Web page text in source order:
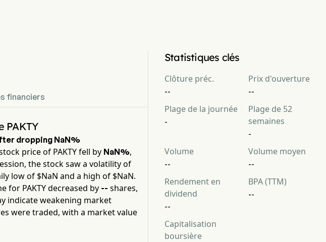
financiers
PAKTY
droppingNaN%
price of PAKTYfell by NaN%,
the stock saw a volatility of
low of $NaN and a high of $NaN.
for PAKTYdecreased by -- shares,
indicate weakening market
were traded, with a market value
Statistiques clés
Clôture préc.
--
Prix d'ouverture
--
Plage de la journée
-
Plage de 52
semaines
-
Volume
--
Volume moyen
--
Rendement en
dividend
--
BPA (TTM)
--
Capitalisation
boursière